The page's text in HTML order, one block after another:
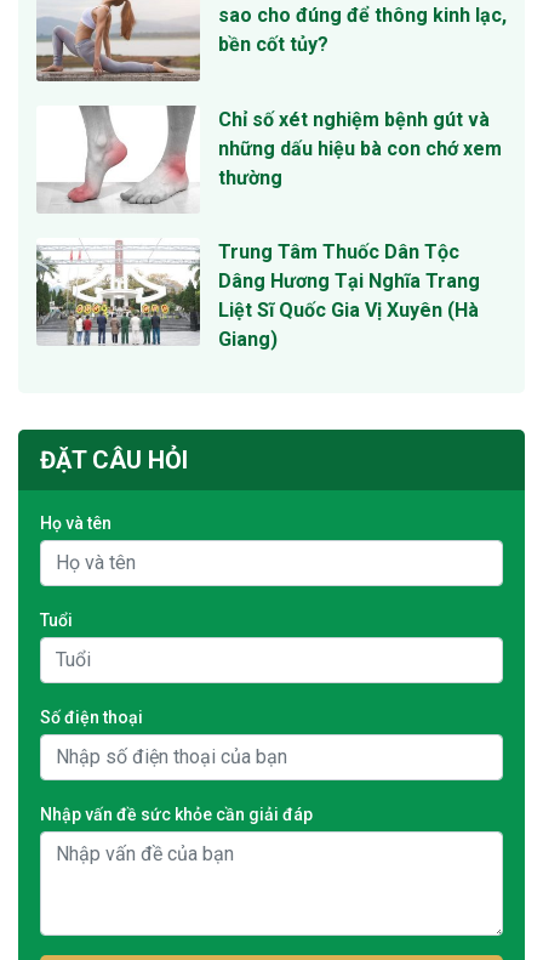
sao cho đúng để thông kinh lạc,
bền cốt tủy?
Chỉ số xét nghiệm bệnh gút và
những dấu hiệu bà con chớ xem
thường
Trung Tâm Thuốc Dân Tộc
Dâng Hương Tại Nghĩa Trang
Liệt Sĩ Quốc Gia Vị Xuyên (Hà
Giang)
ĐẶT CÂU HỎI
Họ và tên
Tuổi
Số điện thoại
Nhập vấn đề sức khỏe cần giải đáp